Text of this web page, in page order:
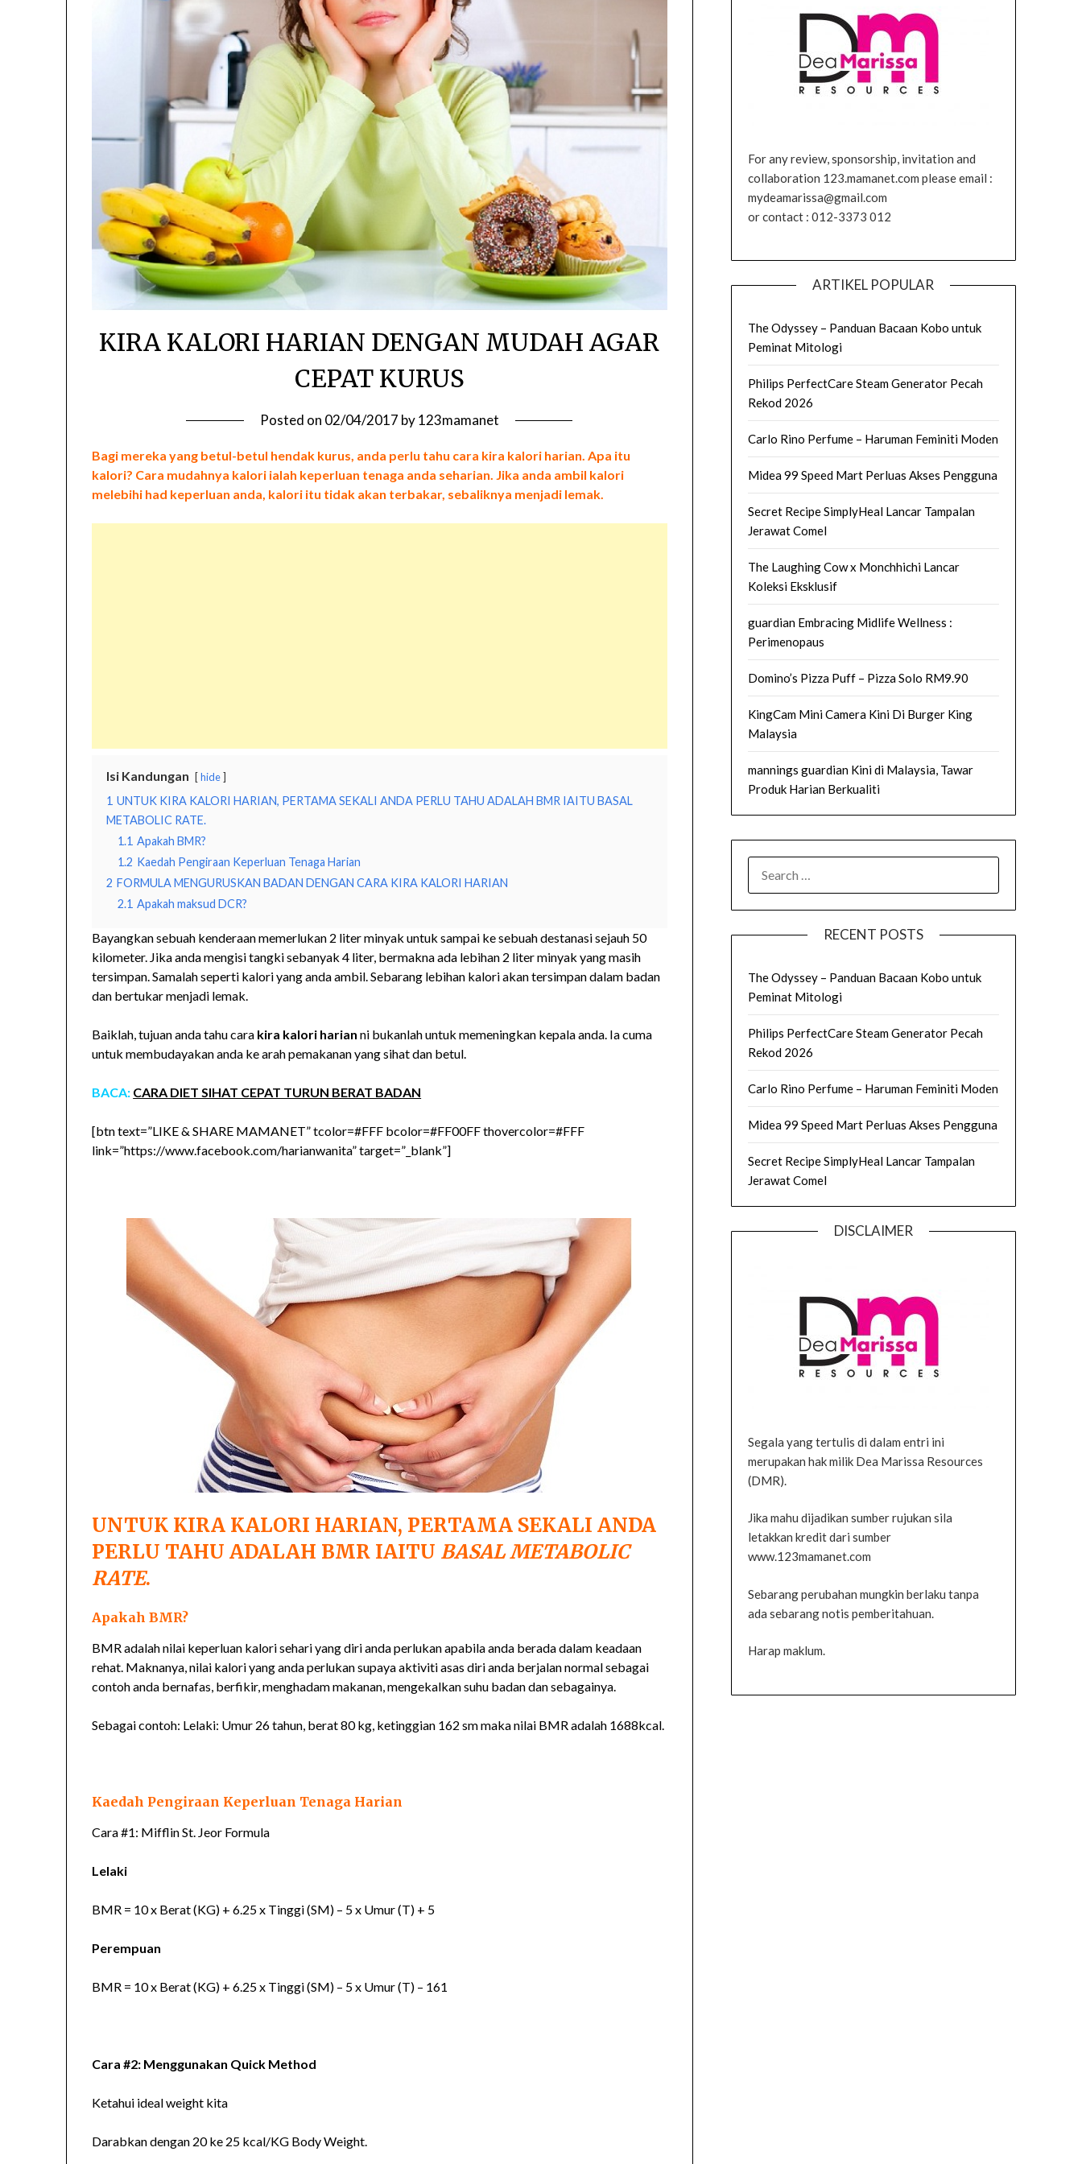
KIRA KALORI HARIAN DENGAN MUDAH AGAR
CEPAT KURUS
Posted on 02/04/2017 by123mamanet
Bagi mereka yang betul-betul hendak kurus, anda perlu tahu cara kira kalori harian. Apa itu
kalori? Cara mudahnya kalori ialah keperluan tenaga anda seharian. Jika anda ambil kalori
melebihi had keperluan anda, kalori itu tidak akan terbakar, sebaliknya menjadi lemak.
Isi Kandungan hide
1 UNTUK KIRA KALORI HARIAN, PERTAMA SEKALI ANDA PERLU TAHU ADALAH BMR IAITU BASAL
METABOLIC RATE.
1.1 Apakah BMR?
1.2 Kaedah Pengiraan Keperluan Tenaga Harian
2 FORMULA MENGURUSKAN BADAN DENGAN CARA KIRA KALORI HARIAN
2.1 Apakah maksud DCR?
Bayangkan sebuah kenderaan memerlukan 2 liter minyak untuk sampai ke sebuah destanasi sejauh 50
kilometer. Jika anda mengisi tangki sebanyak 4 liter, bermakna ada lebihan 2 liter minyak yang masih
tersimpan. Samalah seperti kalori yang anda ambil. Sebarang lebihan kalori akan tersimpan dalam badan
dan bertukar menjadi lemak.
Baiklah, tujuan anda tahu cara kira kalori harian ni bukanlah untuk memeningkan kepala anda. Ia cuma
untuk membudayakan anda ke arah pemakanan yang sihat dan betul.
BACA: CARA DIET SIHAT CEPAT TURUN BERAT BADAN
[btn text=”LIKE & SHARE MAMANET” tcolor=#FFF bcolor=#FF00FF thovercolor=#FFF
link=”https://www.facebook.com/harianwanita” target=”_blank”]
UNTUK KIRA KALORI HARIAN, PERTAMA SEKALI ANDA
PERLU TAHU ADALAH BMR IAITU BASAL METABOLIC
RATE.
Apakah BMR?
BMR adalah nilai keperluan kalori sehari yang diri anda perlukan apabila anda berada dalam keadaan
rehat. Maknanya, nilai kalori yang anda perlukan supaya aktiviti asas diri anda berjalan normal sebagai
contoh anda bernafas, berfikir, menghadam makanan, mengekalkan suhu badan dan sebagainya.
Sebagai contoh: Lelaki: Umur 26 tahun, berat 80 kg, ketinggian 162 sm maka nilai BMR adalah 1688kcal.
Kaedah Pengiraan Keperluan Tenaga Harian
Cara #1: Mifflin St. Jeor Formula
Lelaki
BMR = 10 x Berat (KG) + 6.25 x Tinggi (SM) – 5 x Umur (T) + 5
Perempuan
BMR = 10 x Berat (KG) + 6.25 x Tinggi (SM) – 5 x Umur (T) – 161
Cara #2: Menggunakan Quick Method
Ketahui ideal weight kita
Darabkan dengan 20 ke 25 kcal/KG Body Weight.
For any review, sponsorship, invitation and
collaboration 123.mamanet.com please email :
mydeamarissa@gmail.com
or contact : 012-3373 012
ARTIKEL POPULAR
The Odyssey – Panduan Bacaan Kobo untuk
Peminat Mitologi
Philips PerfectCare Steam Generator Pecah
Rekod 2026
Carlo Rino Perfume – Haruman Feminiti Moden
Midea 99 Speed Mart Perluas Akses Pengguna
Secret Recipe SimplyHeal Lancar Tampalan
Jerawat Comel
The Laughing Cow x Monchhichi Lancar
Koleksi Eksklusif
guardian Embracing Midlife Wellness :
Perimenopaus
Domino’s Pizza Puff – Pizza Solo RM9.90
KingCam Mini Camera Kini Di Burger King
Malaysia
mannings guardian Kini di Malaysia, Tawar
Produk Harian Berkualiti
FOR:
RECENT POSTS
The Odyssey – Panduan Bacaan Kobo untuk
Peminat Mitologi
Philips PerfectCare Steam Generator Pecah
Rekod 2026
Carlo Rino Perfume – Haruman Feminiti Moden
Midea 99 Speed Mart Perluas Akses Pengguna
Secret Recipe SimplyHeal Lancar Tampalan
Jerawat Comel
DISCLAIMER
Segala yang tertulis di dalam entri ini
merupakan hak milik Dea Marissa Resources
(DMR).
Jika mahu dijadikan sumber rujukan sila
letakkan kredit dari sumber
www.123mamanet.com
Sebarang perubahan mungkin berlaku tanpa
ada sebarang notis pemberitahuan.
Harap maklum.